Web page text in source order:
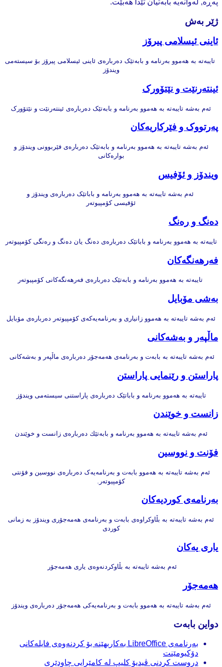
پەڕە, لەوانەیە بابەتیان تێدا هەبێت.
ژێر بەش
ئاینی ئیسلامی پیرۆز
تایبەتە بە هەموو بەرنامە و بابەتێک دەربارەی ئاینی ئیسلامی پیرۆز بۆ سیستەمی
ویندۆز
ئینتەرنێت و نێتۆورک
ئەم بەشە تایبەتە بە هەموو بەرنامە و بابەتێک دەربارەی ئینتەرنێت و نێتۆورک
پەرتووک و فێرکاریەکان
ئەم بەشە تایبەتە بە هەموو بەرنامە و بابەتێک دەربارەی فێربوونی ویندۆز و
بوارەکانی
ویندۆز و ئۆفیس
ئەم بەشە تایبەتە بە هەموو بەرنامە و باباتێک دەربارەی ویندۆز و
ئۆفیسی کۆمپیوتەر
دەنگ و رەنگ
تایبەتە بە هەموو بەرنامە و باباتێک دەربارەی دەنگ یان دەنگ و رەنگی کۆمپیوتەر
فەرهەنگەکان
تایبەتە بە هەموو بەرنامە و بابەتێک دەربارەی فەرهەنگەکانی کۆمپیوتەر
بەشی مۆبایل
ئەم بەشە تایبەتە بە هەموو زانیاری و بەرنامەیەکەی کۆمپیوتەر دەربارەی مۆبایل
ماڵپەر و بەشەکانی
ئەم بەشە تایبەتە بە بابەت و بەرنامەی هەمەجۆر دەربارەی ماڵپەر و بەشەکانی
پاراستن و رێنمایی پاراستن
تایبەتە بە هەموو بەرنامە و باباتێک دەربارەی پاراستنی سیستەمی ویندۆز
زانست و خوێندن
ئەم بەشە تایبەتە بە هەموو بەرنامە و بابەتێك دەربارەی زانست و خوێندن
فۆنت و نووسین
ئەم بەشە تایبەتە بە هەموو بابەت و بەرنامەیەک دەربارەی نووسین و فۆنتی
کۆمپیوتەر.
بەرنامەی کوردیەکان
ئەم بەشە تایبەتە بە بڵاوکراوەی بابەت و بەرنامەی هەمەجۆری ویندۆز بە زمانی
کوردی
یاری یەکان
ئەم بەشە تایبەتە بە بڵاوکردنەوەی یاری هەمەجۆر
هەمەجۆر
ئەم بەشە تایبەتە بە هەموو بابەت و بەرنامەیەکی هەمەجۆر دەربارەی ویندۆز
دواین بابەت
بەرنامەی LibreOffice بەکاربهێنە بۆ کردنەوەی فایلەکانی
دۆکیومێنت
دروست کردنی ڤیدیۆ کلیپ لە کامێرایی چاودێری